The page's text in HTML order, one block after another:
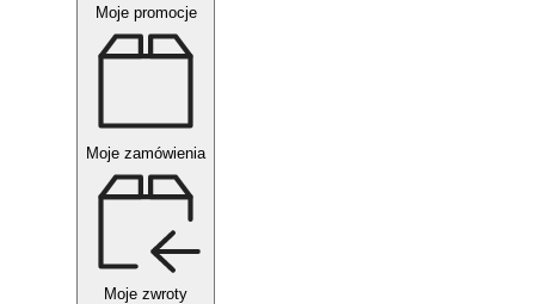
Moje promocje
Moje zamówienia
Moje zwroty